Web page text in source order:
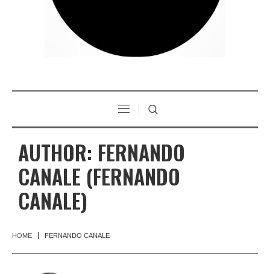
AUTHOR: FERNANDO
CANALE (FERNANDO
CANALE)
HOME FERNANDO CANALE